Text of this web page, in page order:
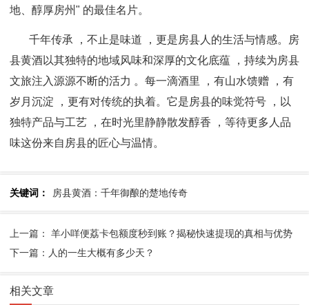
地、醇厚房州" 的最佳名片。
千年传承 ，不止是味道 ，更是房县人的生活与情感。房
县黄酒以其独特的地域风味和深厚的文化底蕴 ，持续为房县
文旅注入源源不断的活力 。每一滴酒里 ，有山水馈赠 ，有
岁月沉淀 ，更有对传统的执着。 它是房县的味觉符号 ，以
独特产品与工艺 ，在时光里静静散发醇香 ，等待更多人品
味这份来自房县的匠心与温情。
关键词： 房县黄酒：千年御酿的楚地传奇
上一篇： 羊小咩便荔卡包额度秒到账？揭秘快速提现的真相与优势
下一篇：人的一生大概有多少天？
相关文章